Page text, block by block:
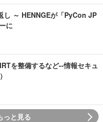
し ～ HENNGEが「PyCon JP
に
を整備するなど--情報セキュ
っと見る